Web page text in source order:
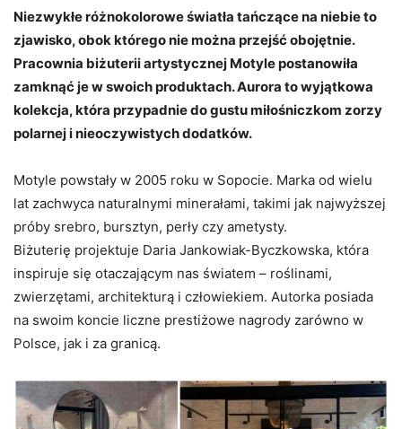
Niezwykłe różnokolorowe światła tańczące na niebie to
zjawisko, obok którego nie można przejść obojętnie.
Pracownia biżuterii artystycznej Motyle postanowiła
zamknąć je w swoich produktach. Aurora to wyjątkowa
kolekcja, która przypadnie do gustu miłośniczkom zorzy
polarnej i nieoczywistych dodatków.
Motyle powstały w 2005 roku w Sopocie. Marka od wielu
lat zachwyca naturalnymi minerałami, takimi jak najwyższej
próby srebro, bursztyn, perły czy ametysty.
Biżuterię projektuje Daria Jankowiak-Byczkowska, która
inspiruje się otaczającym nas światem – roślinami,
zwierzętami, architekturą i człowiekiem. Autorka posiada
na swoim koncie liczne prestiżowe nagrody zarówno w
Polsce, jak i za granicą.